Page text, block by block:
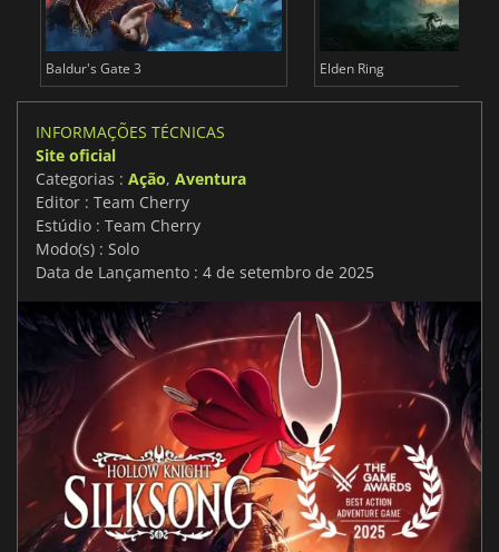
Baldur's Gate 3 Elden Ring
INFORMAÇÕES TÉCNICAS
Site oficial
Categorias : Ação, Aventura
Editor : Team Cherry
Estúdio : Team Cherry
Modo(s) : Solo
Data de Lançamento : 4 de setembro de 2025